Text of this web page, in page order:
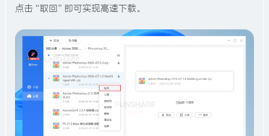
点击“取回”即可实现高速下载。